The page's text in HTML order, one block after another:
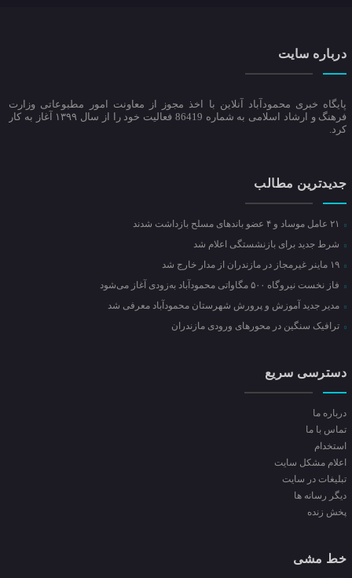
درباره سایت
پایگاه خبری محمودآباد آنلاین با اخذ مجوز از معاونت امور مطبوعاتی وزارت
فرهنگ و ارشاد اسلامی به شماره 86419 فعالیت خود را از سال ۱۳۹۹ آغاز به کار
کرد.
جدیدترین مطالب
شرط جدید برای بازنشستگی اعلام شد
فاز نخست نیروگاه ۵۰۰ مگاواتی محمودآباد به‌زودی آغاز می‌شود
مدیر جدید آموزش و پرورش شهرستان محمودآباد معرفی شد
ترافیک سنگین در محور‌های ورودی مازندران
دسترسی سریع
درباره ما
تماس با ما
استخدام
اعلام مشکل سایت
تبلیغات در سایت
ديگر رسانه ها
پخش زنده
خط مشی